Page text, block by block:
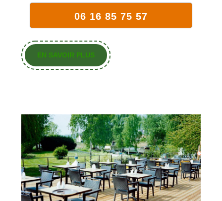
06 16 85 75 57
EN SAVOIR PLUSEN
SAVOIR